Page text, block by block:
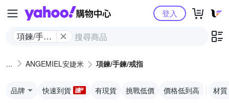
Yahoo購物中心
項鍊/手鍊/
登入
ANGEMIEL安婕米 項鍊/手鍊/戒指
品牌 快速到貨 有現貨 挑戰低價 價格低到高 材質